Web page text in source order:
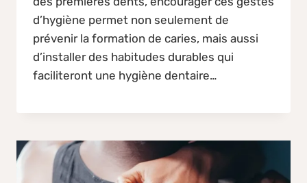
d’hygiène permet non seulement de
prévenir la formation de caries, mais aussi
d’installer des habitudes durables qui
faciliteront une hygiène dentaire…